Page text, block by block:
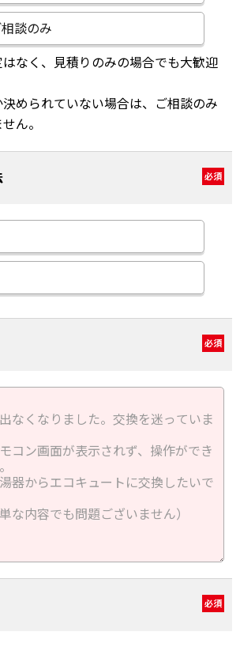
談のみ
なく、見積りのみの場合でも大歓迎
められていない場合は、ご相談のみ
ん。
必須
必須
必須